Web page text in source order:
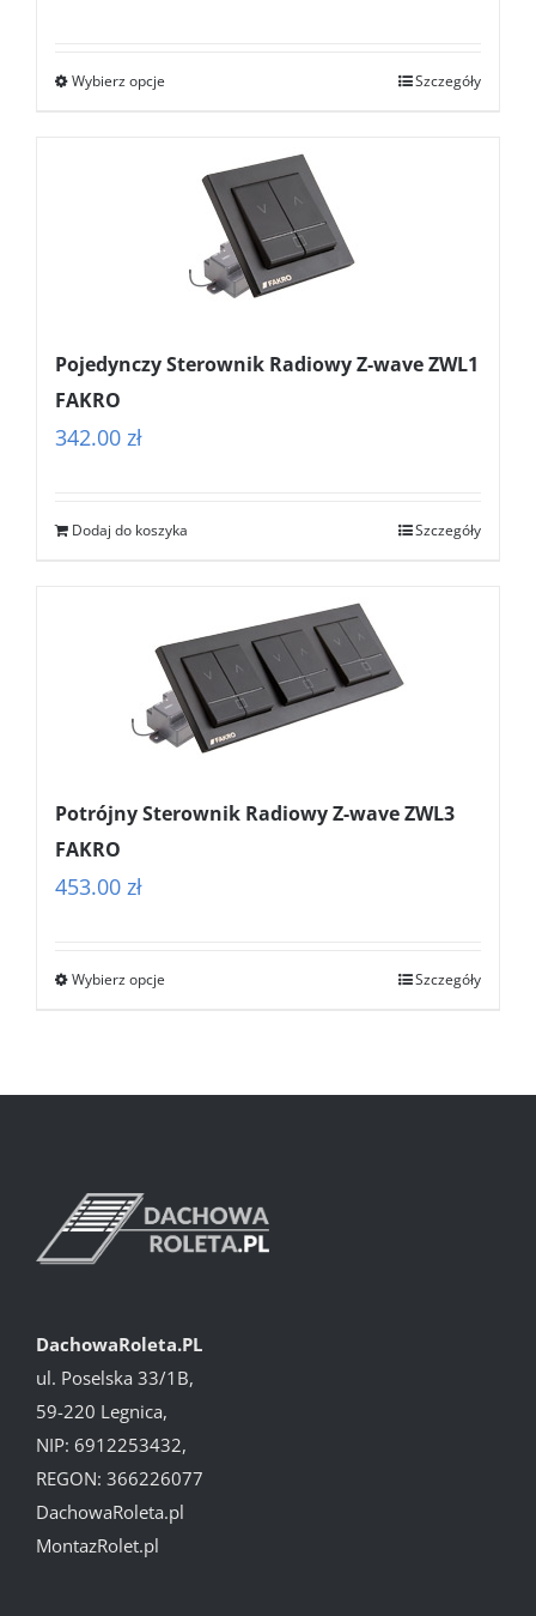
399.00 zł
Wybierz opcje Szczegóły
Pojedynczy Sterownik Radiowy Z-wave ZWL1
FAKRO
342.00 zł
Dodaj do koszyka Szczegóły
Potrójny Sterownik Radiowy Z-wave ZWL3
FAKRO
453.00 zł
Wybierz opcje Szczegóły
DachowaRoleta.PL
ul. Poselska 33/1B,
59-220 Legnica,
NIP: 6912253432,
REGON: 366226077
DachowaRoleta.pl
MontazRolet.pl